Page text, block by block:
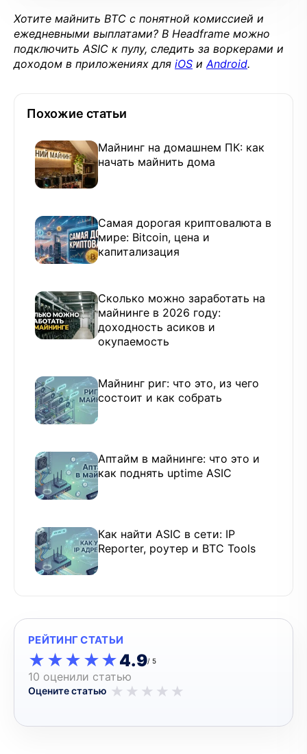
Хотите майнить BTC с понятной комиссией и
ежедневными выплатами? В Headframe можно
подключить ASIC к пулу, следить за воркерами и
доходом в приложениях для iOS и Android.
Похожие статьи
Майнинг на домашнем ПК: как
начать майнить дома
Самая дорогая криптовалюта в
мире: Bitcoin, цена и
капитализация
Сколько можно заработать на
майнинге в 2026 году:
доходность асиков и
окупаемость
Майнинг риг: что это, из чего
состоит и как собрать
Аптайм в майнинге: что это и
как поднять uptime ASIC
Как найти ASIC в сети: IP
Reporter, роутер и BTC Tools
РЕЙТИНГ СТАТЬИ
★★★★★
★★★★★4.9/ 5
10 оценили статью
Оцените статью ★ ★ ★ ★ ★